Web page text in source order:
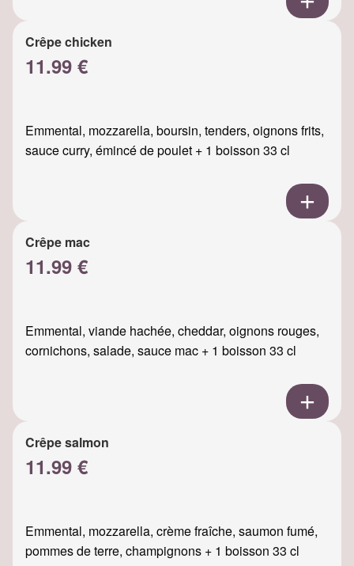
Crêpe chicken
11.99 €
Emmental, mozzarella, boursin, tenders, oignons frits,
sauce curry, émincé de poulet + 1 boisson 33 cl
Crêpe mac
11.99 €
Emmental, viande hachée, cheddar, oignons rouges,
cornichons, salade, sauce mac + 1 boisson 33 cl
Crêpe salmon
11.99 €
Emmental, mozzarella, crème fraîche, saumon fumé,
pommes de terre, champignons + 1 boisson 33 cl